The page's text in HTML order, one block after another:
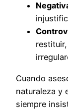
Cuando
naturaleza y
siempre